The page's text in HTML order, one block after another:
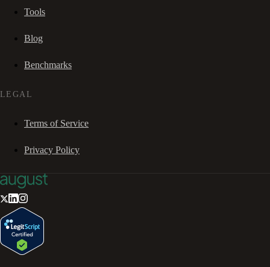
Tools
Blog
Benchmarks
LEGAL
Terms of Service
Privacy Policy